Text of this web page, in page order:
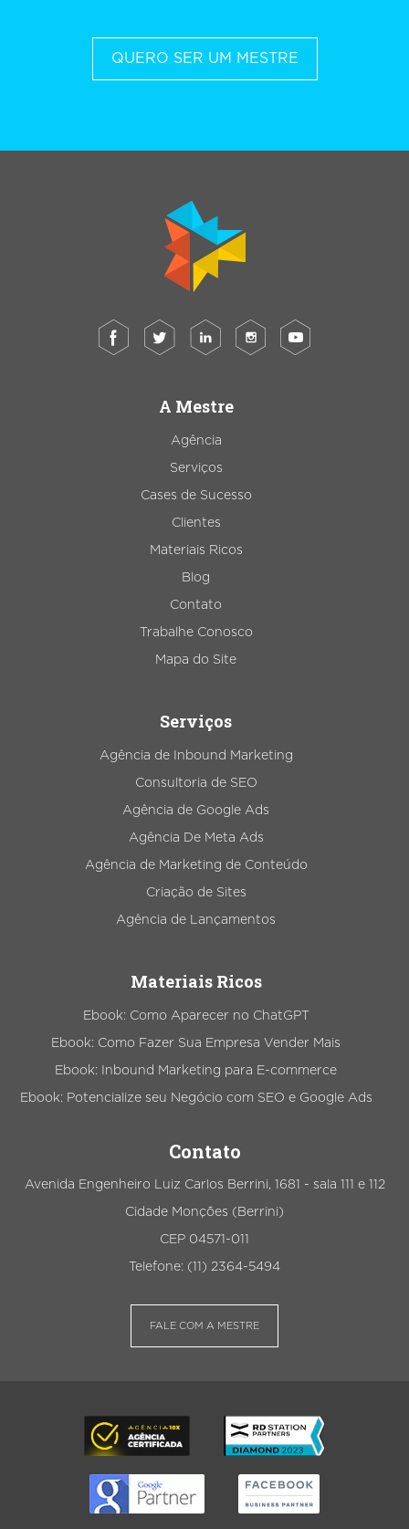
QUERO SER UM MESTRE
A Mestre
Agência
Serviços
Cases de Sucesso
Clientes
Materiais Ricos
Blog
Contato
Trabalhe Conosco
Mapa do Site
Serviços
Agência de Inbound Marketing
Consultoria de SEO
Agência de Google Ads
Agência De Meta Ads
Agência de Marketing de Conteúdo
Criação de Sites
Agência de Lançamentos
Materiais Ricos
Ebook: Como Aparecer no ChatGPT
Ebook: Como Fazer Sua Empresa Vender Mais
Ebook: Inbound Marketing para E-commerce
Ebook: Potencialize seu Negócio com SEO e Google Ads
Contato
Avenida Engenheiro Luiz Carlos Berrini, 1681 - sala 111 e 112
Cidade Monções (Berrini)
CEP 04571-011
Telefone: (11) 2364-5494
FALE COM A MESTRE